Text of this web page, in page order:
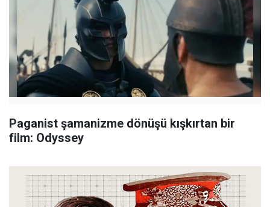
Paganist şamanizme dönüşü kışkırtan bir
film: Odyssey